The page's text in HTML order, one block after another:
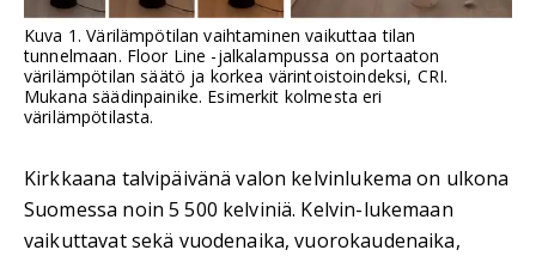
Kuva 1. Värilämpötilan vaihtaminen vaikuttaa tilan
tunnelmaan. Floor Line -jalkalampussa on portaaton
värilämpötilan säätö ja korkea värintoistoindeksi, CRI.
Mukana säädinpainike. Esimerkit kolmesta eri
värilämpötilasta.
Kirkkaana talvipäivänä valon kelvinlukema on ulkona
Suomessa noin 5 500 kelviniä. Kelvin-lukemaan
vaikuttavat sekä vuodenaika, vuorokaudenaika,